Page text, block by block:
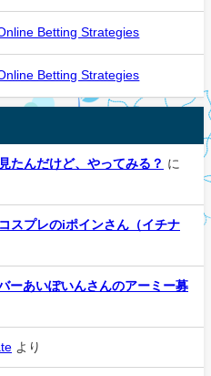
Betting Strategies
Betting Strategies
たんだけど、やってみる？ に
スプレのiポインさん（イチナ
ーあいぽいんさんのアーミー募
より